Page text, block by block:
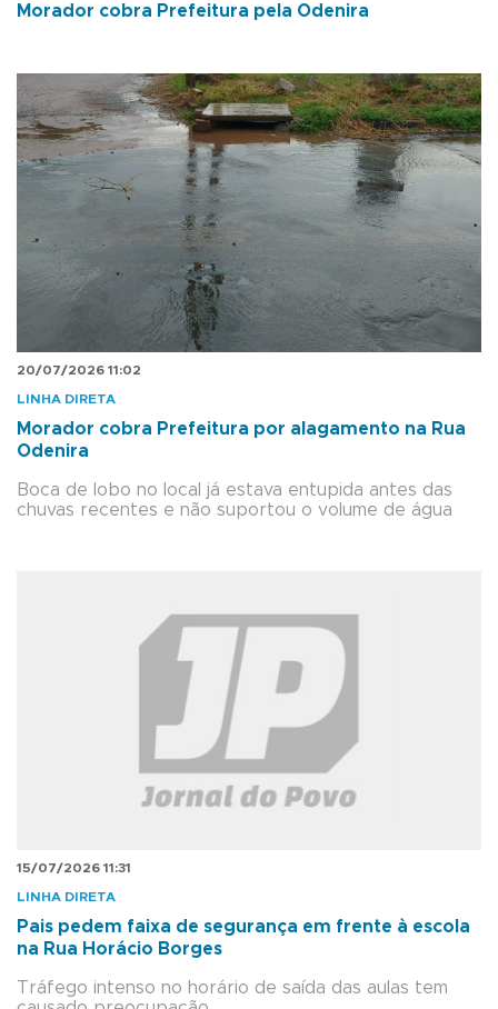
Morador cobra Prefeitura pela Odenira
20/07/2026 11:02
LINHA DIRETA
Morador cobra Prefeitura por alagamento na Rua
Odenira
Boca de lobo no local já estava entupida antes das
chuvas recentes e não suportou o volume de água
15/07/2026 11:31
LINHA DIRETA
Pais pedem faixa de segurança em frente à escola
na Rua Horácio Borges
Tráfego intenso no horário de saída das aulas tem